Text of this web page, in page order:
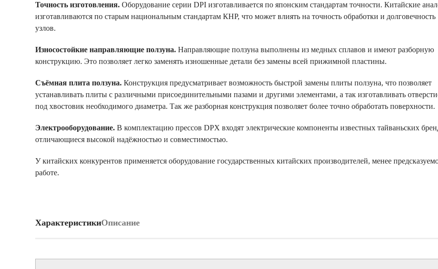
Точность изготовления. Оборудование серии DPI изготавливается по японским стандартам точности. Китайские
изготавливаются по старым национальным стандартам КНР, что может влиять на точность обработки и долговечность
узлов.
Износостойкие направляющие ползуна. Направляющие ползуна выполнены из медных сплавов и имеют разборную
конструкцию. Это позволяет легко заменять изношенные детали без замены всей прижимной пластины.
Съёмная плита ползуна. Конструкция предусматривает возможность быстрой замены плиты ползуна, что позволяет
устанавливать плиты с различными присоединительными пазами и другими элементами, а так изготавливать
под хвостовик необходимого диаметра. Так же разборная конструкция позволяет более точно обработать поверхности.
Электрооборудование. В комплектацию прессов DPX входят электрические компоненты известных тайваньских
отличающиеся высокой надёжностью и совместимостью.
У китайских конкурентов применяется оборудование государственных китайских производителей, менее
работе.
ХарактеристикиОписание